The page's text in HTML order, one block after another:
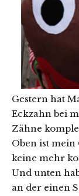
Gestern hat
Eckzahn bei
Zähne
Oben ist mein
keine mehr
Und unten
an der einen